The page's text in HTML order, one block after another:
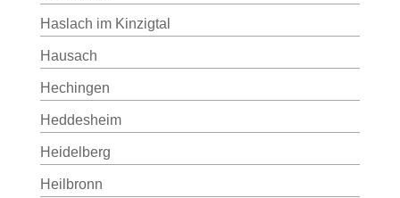
Haslach im Kinzigtal
Hausach
Hechingen
Heddesheim
Heidelberg
Heilbronn